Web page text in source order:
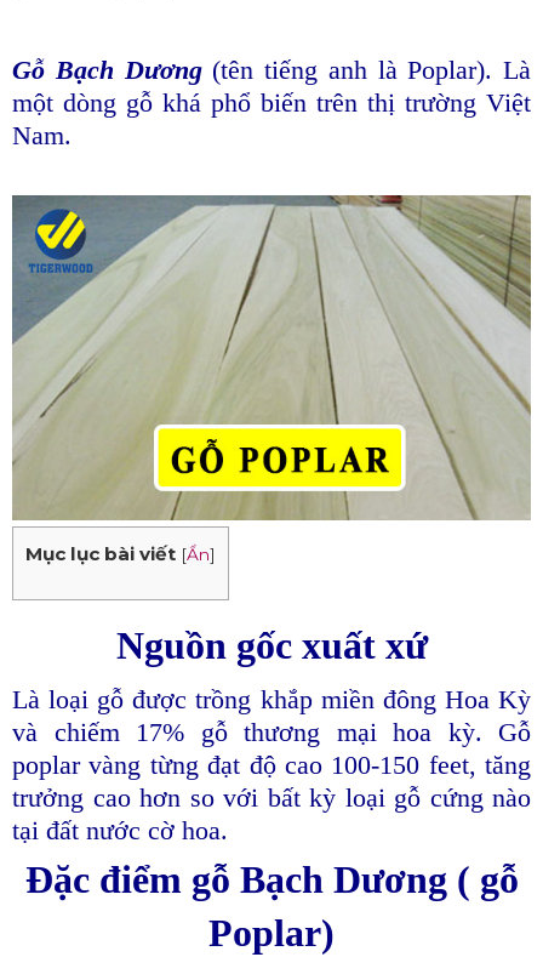
Gỗ Bạch Dương(tên tiếng anh là Poplar). Là
một dòng gỗ khá phổ biến trên thị trường Việt
Nam.
Mục lục bài viết [Ẩn]
Nguồn gốc xuất xứ
Là loại gỗ được trồng khắp miền đông Hoa Kỳ
và chiếm 17% gỗ thương mại hoa kỳ. Gỗ
poplar vàng từng đạt độ cao 100-150 feet, tăng
trưởng cao hơn so với bất kỳ loại gỗ cứng nào
tại đất nước cờ hoa.
Đặc điểm gỗ Bạch Dương ( gỗ
Poplar)